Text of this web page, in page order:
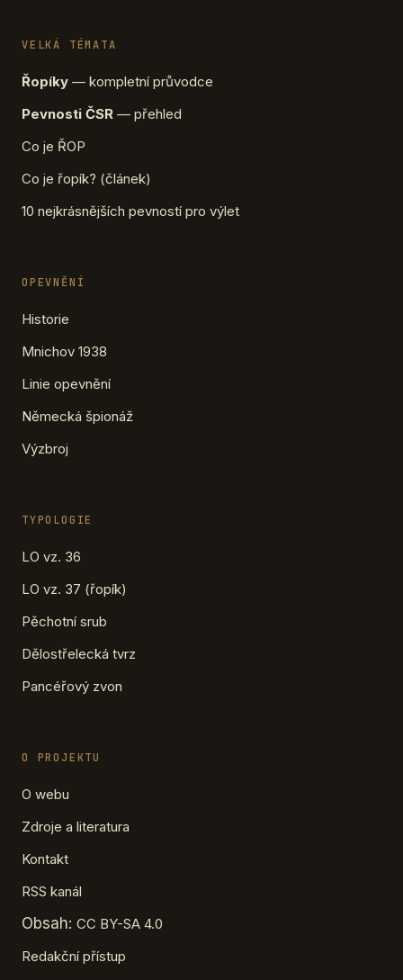
VELKÁ TÉMATA
Řopíky — kompletní průvodce
Pevnosti ČSR — přehled
Co je ŘOP
Co je řopík? (článek)
10 nejkrásnějších pevností pro výlet
OPEVNĚNÍ
Historie
Mnichov 1938
Linie opevnění
Německá špionáž
Výzbroj
TYPOLOGIE
LO vz. 36
LO vz. 37 (řopík)
Pěchotní srub
Dělostřelecká tvrz
Pancéřový zvon
O PROJEKTU
O webu
Zdroje a literatura
Kontakt
RSS kanál
Obsah: CC BY-SA 4.0
Redakční přístup